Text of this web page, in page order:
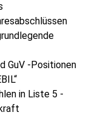
GuV -Positionen
in Liste 5 -